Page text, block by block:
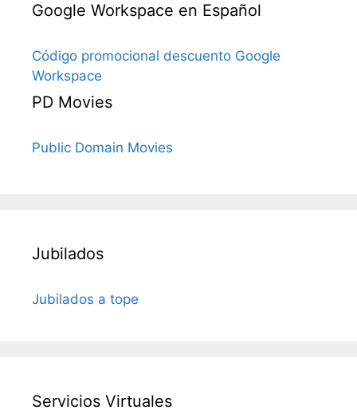
Google Workspace en Español
Código promocional descuento Google
Workspace
PD Movies
Public Domain Movies
Jubilados
Jubilados a tope
Servicios Virtuales